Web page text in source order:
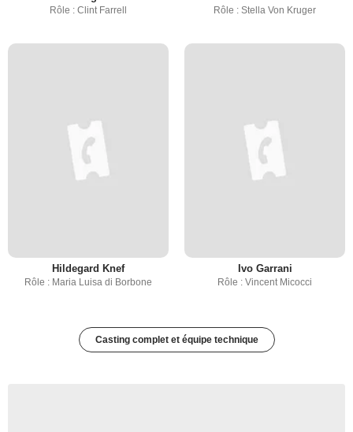
Rôle : Clint Farrell Rôle : Stella Von Kruger
Hildegard Knef
Rôle : Maria Luisa di Borbone
Ivo Garrani
Rôle : Vincent Micocci
Casting complet et équipe technique